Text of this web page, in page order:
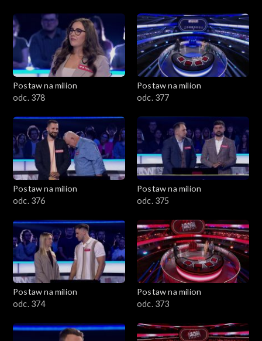
Postaw na milion
odc. 378
Postaw na milion
odc. 377
Postaw na milion
odc. 376
Postaw na milion
odc. 375
Postaw na milion
odc. 374
Postaw na milion
odc. 373